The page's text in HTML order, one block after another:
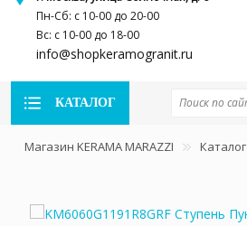
Пн-Сб: с 10-00 до 20-00
Вс: с 10-00 до 18-00
info@shopkeramogranit.ru
КАТАЛОГ
Магазин KERAMA MARAZZI Каталог